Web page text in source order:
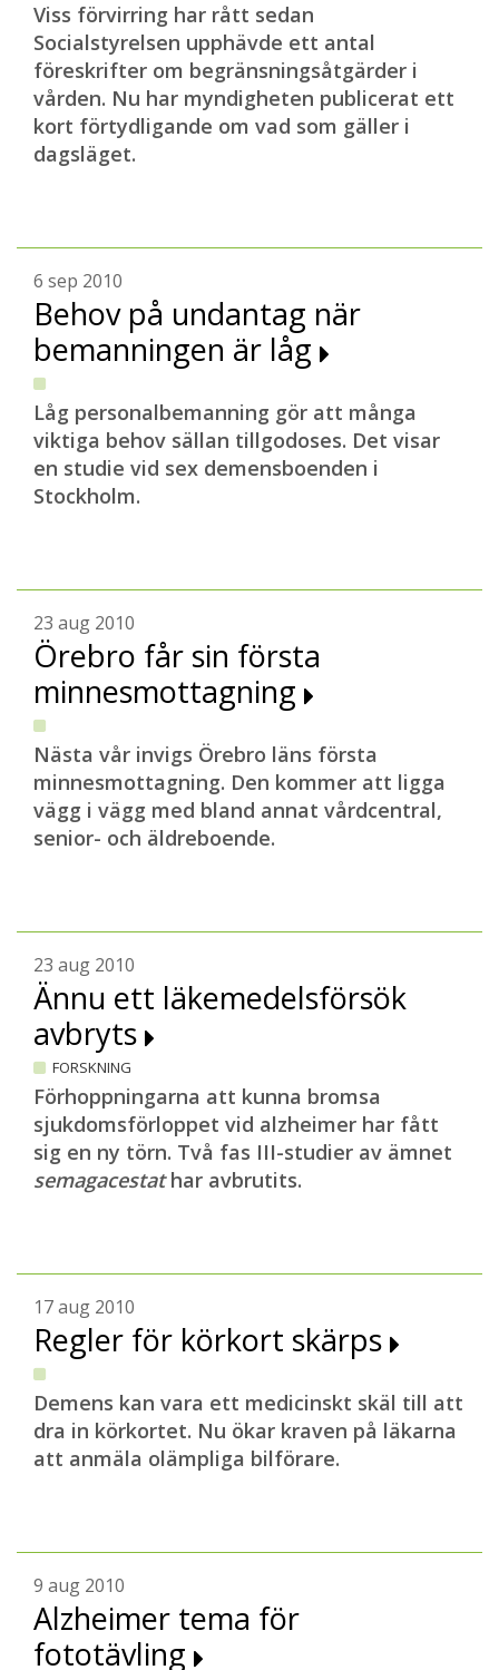
Viss förvirring har rått sedan
Socialstyrelsen upphävde ett antal
föreskrifter om begränsningsåtgärder i
vården. Nu har myndigheten publicerat ett
kort förtydligande om vad som gäller i
dagsläget.
6 sep 2010
Behov på undantag när
bemanningen är låg
Låg personalbemanning gör att många
viktiga behov sällan tillgodoses. Det visar
en studie vid sex demensboenden i
Stockholm.
23 aug 2010
Örebro får sin första
minnesmottagning
Nästa vår invigs Örebro läns första
minnesmottagning. Den kommer att ligga
vägg i vägg med bland annat vårdcentral,
senior- och äldreboende.
23 aug 2010
Ännu ett läkemedelsförsök
avbryts
FORSKNING
Förhoppningarna att kunna bromsa
sjukdomsförloppet vid alzheimer har fått
sig en ny törn. Två fas III-studier av ämnet
semagacestathar avbrutits.
17 aug 2010
Regler för körkort skärps
Demens kan vara ett medicinskt skäl till att
dra in körkortet. Nu ökar kraven på läkarna
att anmäla olämpliga bilförare.
9 aug 2010
Alzheimer tema för
fototävling